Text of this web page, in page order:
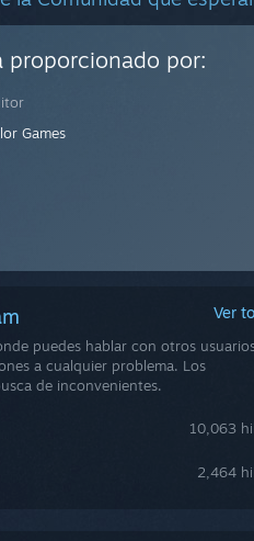
proporcionado por:
Games
Ver
puedes hablar con otros
a cualquier problema. Los
de inconvenientes.
10,063
2,464